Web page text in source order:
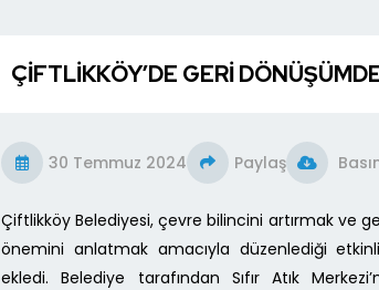
ÇİFTLİKKÖY’DE GERİ
30 Temmuz 2024 Paylaş
Çiftlikköy Belediyesi, çevre bilincini artırmak ve
önemini anlatmak amacıyla düzenlediği
ekledi. Belediye tarafından Sıfır Atık